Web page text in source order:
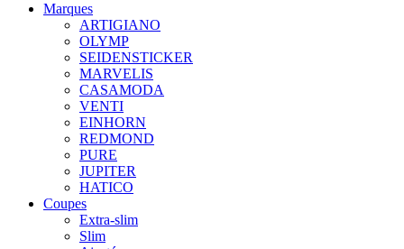
Marques
ARTIGIANO
OLYMP
SEIDENSTICKER
MARVELIS
CASAMODA
VENTI
EINHORN
REDMOND
PURE
JUPITER
HATICO
Coupes
Extra-slim
Slim